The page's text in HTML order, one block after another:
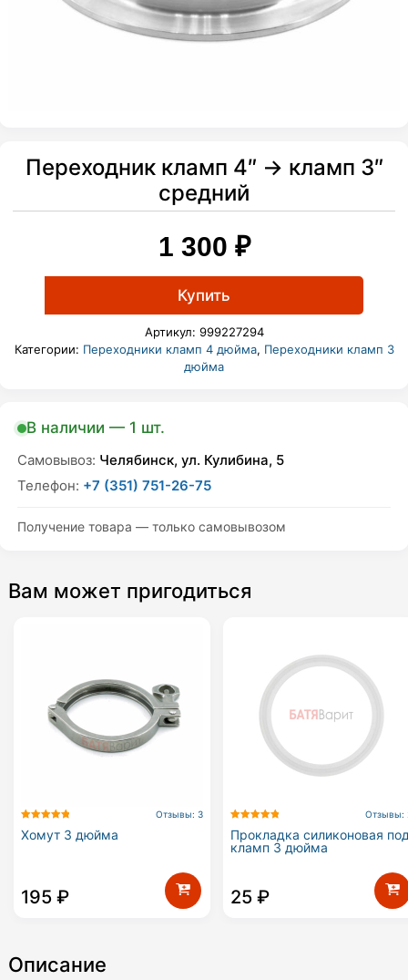
Переходник кламп 4″ → кламп 3″
средний
1 300 ₽
Купить
Артикул: 999227294
Категории: Переходники кламп 4 дюйма, Переходники кламп 3
дюйма
В наличии — 1 шт.
Самовывоз: Челябинск, ул. Кулибина, 5
Телефон: +7 (351) 751-26-75
Получение товара — только самовывозом
Вам может пригодиться
Отзывы: 3
Хомут 3 дюйма
195 ₽
Отзывы:
Прокладка силиконовая
кламп 3 дюйма
25 ₽
Описание